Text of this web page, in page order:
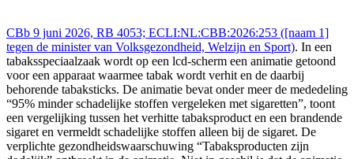
CBb 9 juni 2026, RB 4053; ECLI:NL:CBB:2026:253 ([naam 1]
tegen de minister van Volksgezondheid, Welzijn en Sport). In een
tabaksspeciaalzaak wordt op een lcd-scherm een animatie getoond
voor een apparaat waarmee tabak wordt verhit en de daarbij
behorende tabaksticks. De animatie bevat onder meer de mededeling
“95% minder schadelijke stoffen vergeleken met sigaretten”, toont
een vergelijking tussen het verhitte tabaksproduct en een brandende
sigaret en vermeldt schadelijke stoffen alleen bij de sigaret. De
verplichte gezondheidswaarschuwing “Tabaksproducten zijn